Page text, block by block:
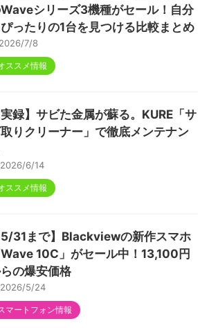
シリーズ3機種がセール！自分
ったりの1台を見つける比較まとめ
2026/7/8
ススメ情報
実録】サビた金属が蘇る。KURE「サ
取りクリーナー」で徹底メンテナン
2026/6/14
ススメ情報
5/31まで】Blackviewの新作スマホ
Wave 10C」がセール中！13,100円
の爆安価格
2026/5/24
マートフォン情報